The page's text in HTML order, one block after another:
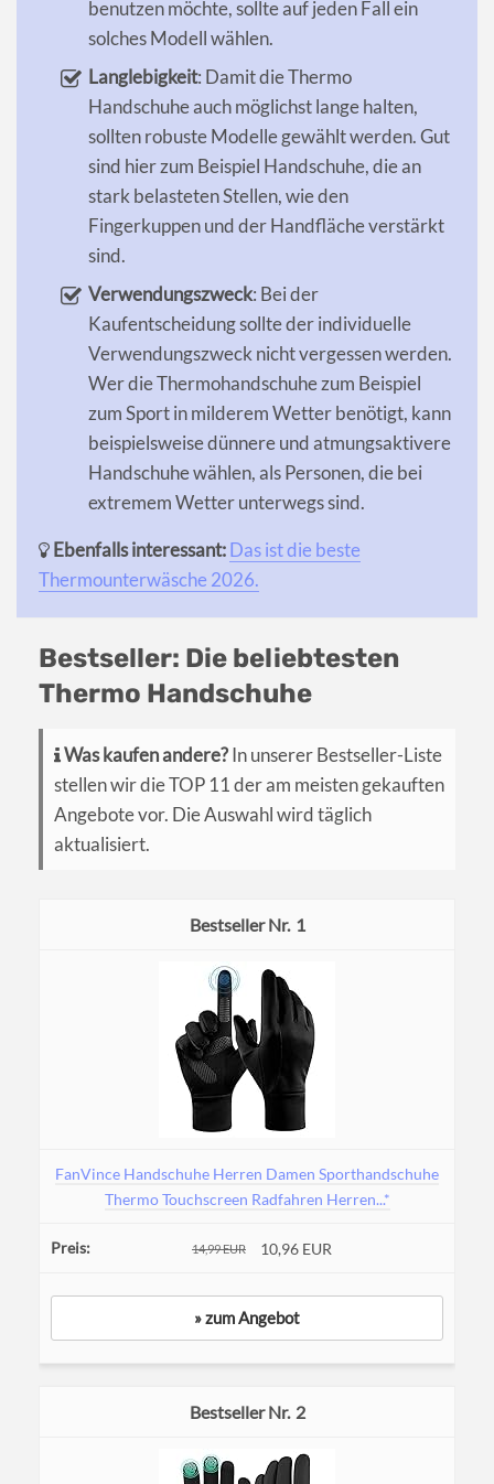
benutzen möchte, sollte auf jeden Fall ein
solches Modell wählen.
Langlebigkeit: Damit die Thermo
Handschuhe auch möglichst lange halten,
sollten robuste Modelle gewählt werden. Gut
sind hier zum Beispiel Handschuhe, die an
stark belasteten Stellen, wie den
Fingerkuppen und der Handfläche verstärkt
sind.
Verwendungszweck: Bei der
Kaufentscheidung sollte der individuelle
Verwendungszweck nicht vergessen werden.
Wer die Thermohandschuhe zum Beispiel
zum Sport in milderem Wetter benötigt, kann
beispielsweise dünnere und atmungsaktivere
Handschuhe wählen, als Personen, die bei
extremem Wetter unterwegs sind.
Ebenfalls interessant:Das ist die beste
Thermounterwäsche 2026.
Bestseller: Die beliebtesten
Thermo Handschuhe
Was kaufen andere?In unserer Bestseller-Liste
stellen wir die TOP 11 der am meisten gekauften
Angebote vor. Die Auswahl wird täglich
aktualisiert.
1
FanVince Handschuhe Herren Damen Sporthandschuhe
Thermo Touchscreen Radfahren Herren...*
14,99 EUR 10,96 EUR
» zum Angebot
2